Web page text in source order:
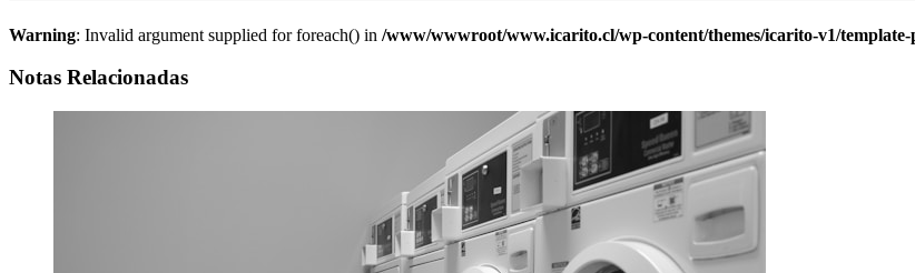
Warning: Invalid argument supplied for foreach() in /www/wwwroot/www.icarito.cl/wp-content/themes/icarito-v1/
Notas Relacionadas